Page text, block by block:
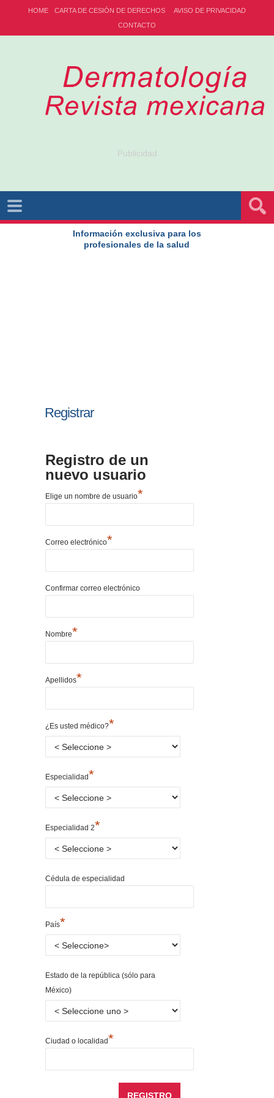
HOME CARTA DE CESIÓN DE DERECHOS
AVISO DE PRIVACIDAD
CONTACTO
Publicidad
Información exclusiva para los
profesionales de la salud
Registrar
Registro de un
nuevo usuario
Elige un nombre de usuario*
Correo electrónico*
Confirmar correo electrónico
Nombre*
Apellidos*
¿Es usted médico?*
Especialidad*
Especialidad 2*
Cédula de especialidad
País*
Estado de la república (sólo para
México)
Ciudad o localidad*